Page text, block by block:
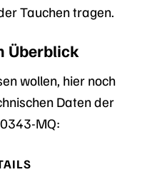
Tauchen tragen.
Überblick
wollen, hier noch
Daten der
MQ: